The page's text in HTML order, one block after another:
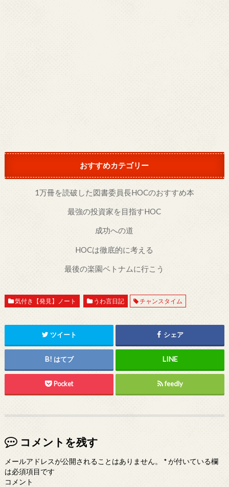
おすすめカテゴリー
1万冊を読破した図書委員長HOCのおすすめ本
最強の投資家を目指すHOC
成功への道
HOCは徹底的に考える
最後の楽園ベトナムに行こう
気付き【発見】ノート うわ言日記 チャンスタイム
ツイート シェア
はてブ
Pocket feedly
コメントを残す
メールアドレスが公開されることはありません。 *が付いている欄
は必須項目です
コメント